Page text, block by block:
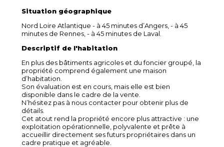
Situation géographique
Nord Loire Atlantique - à 45 minutes d’Angers, - à 45
minutes de Rennes, - à 45 minutes de Laval.
Descriptif de l'habitation
En plus des bâtiments agricoles et du foncier groupé, la
propriété comprend également une maison
d’habitation.
Son évaluation est en cours, mais elle est bien
disponible dans le cadre de la vente.
N’hésitez pas à nous contacter pour obtenir plus de
détails.
Cet atout rend la propriété encore plus attractive : une
exploitation opérationnelle, polyvalente et prête à
accueillir directement ses futurs propriétaires dans un
cadre pratique et agréable.